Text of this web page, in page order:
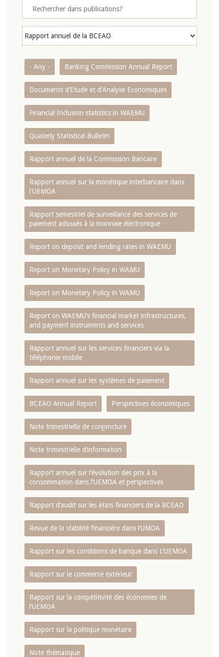
- Any - Banking Commission Annual Report
Documents d’Etude et d’Analyse Economiques
Financial Inclusion statistics in WAEMU
Quaterly Statistical Bulletin
Rapport annuel de la Commission Bancaire
Rapport annuel sur la monétique interbancaire dans
l'UEMOA
Rapport semestriel de surveillance des services de
paiement adossés à la monnaie électronique
Report on deposit and lending rates in WAEMU
Report on Monetary Policy in WAMU
Report on Monetary Policy in WAMU
Report on WAEMU’s financial market infrastructures,
and payment instruments and services
Rapport annuel sur les services financiers via la
téléphonie mobile
Rapport annuel sur les systèmes de paiement
BCEAO Annual Report Perspectives économiques
Note trimestrielle de conjoncture
Note trimestrielle d‘information
Rapport annuel sur l‘évolution des prix à la
consommation dans l‘UEMOA et perspectives
Rapport d‘audit sur les états financiers de la BCEAO
Revue de la stabilité financière dans l‘UMOA
Rapport sur les conditions de banque dans L‘UEMOA
Rapport sur le commerce extérieur
Rapport sur la compétitivité des économies de
l‘UEMOA
Rapport sur la politique monétaire
Note thématique